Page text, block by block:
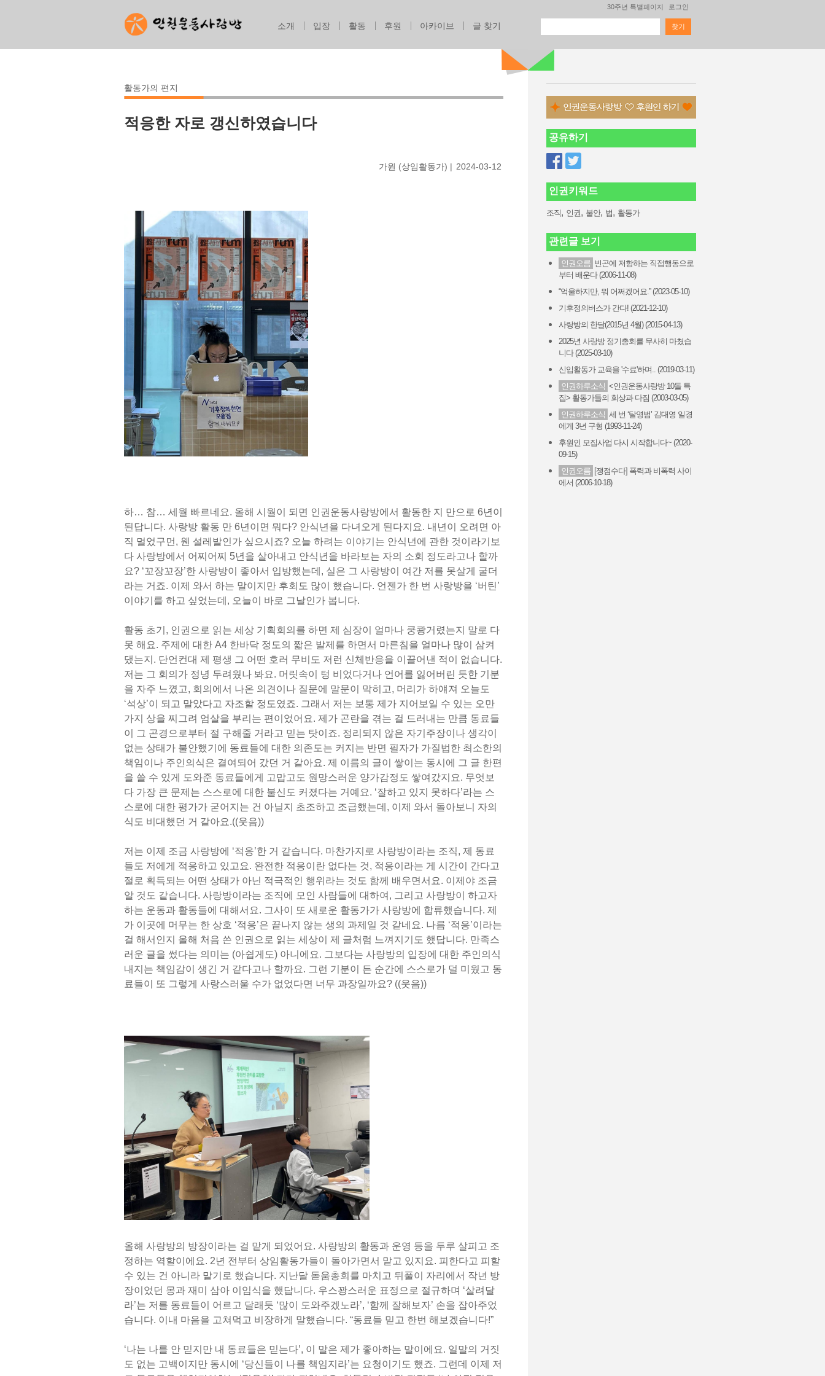
30주년 특별페이지 로그인
활동가의 편지
적응한 자로 갱신하였습니다
가원 (상임활동가) 2024-03-12
하… 참… 세월 빠르네요. 올해 시월이 되면 인권운동사랑방에서 활동한 지 만으로 6년이
된답니다. 사랑방 활동 만 6년이면 뭐다? 안식년을 다녀오게 된다지요. 내년이 오려면 아
직 멀었구먼, 웬 설레발인가 싶으시죠? 오늘 하려는 이야기는 안식년에 관한 것이라기보
다 사랑방에서 어찌어찌 5년을 살아내고 안식년을 바라보는 자의 소회 정도라고나 할까
요? ‘꼬장꼬장’한 사랑방이 좋아서 입방했는데, 실은 그 사랑방이 여간 저를 못살게 굴더
라는 거죠. 이제 와서 하는 말이지만 후회도 많이 했습니다. 언젠가 한 번 사랑방을 ‘버틴’
이야기를 하고 싶었는데, 오늘이 바로 그날인가 봅니다.
활동 초기, 인권으로 읽는 세상 기획회의를 하면 제 심장이 얼마나 쿵쾅거렸는지 말로 다
못 해요. 주제에 대한 A4 한바닥 정도의 짧은 발제를 하면서 마른침을 얼마나 많이 삼켜
댔는지. 단언컨대 제 평생 그 어떤 호러 무비도 저런 신체반응을 이끌어낸 적이 없습니다.
저는 그 회의가 정녕 두려웠나 봐요. 머릿속이 텅 비었다거나 언어를 잃어버린 듯한 기분
을 자주 느꼈고, 회의에서 나온 의견이나 질문에 말문이 막히고, 머리가 하얘져 오늘도
‘석상’이 되고 말았다고 자조할 정도였죠. 그래서 저는 보통 제가 지어보일 수 있는 오만
가지 상을 찌그려 엄살을 부리는 편이었어요. 제가 곤란을 겪는 걸 드러내는 만큼 동료들
이 그 곤경으로부터 절 구해줄 거라고 믿는 탓이죠. 정리되지 않은 자기주장이나 생각이
없는 상태가 불안했기에 동료들에 대한 의존도는 커지는 반면 필자가 가질법한 최소한의
책임이나 주인의식은 결여되어 갔던 거 같아요. 제 이름의 글이 쌓이는 동시에 그 글 한편
을 쓸 수 있게 도와준 동료들에게 고맙고도 원망스러운 양가감정도 쌓여갔지요. 무엇보
다 가장 큰 문제는 스스로에 대한 불신도 커졌다는 거예요. ‘잘하고 있지 못하다’라는 스
스로에 대한 평가가 굳어지는 건 아닐지 초조하고 조급했는데, 이제 와서 돌아보니 자의
식도 비대했던 거 같아요.((웃음))
저는 이제 조금 사랑방에 ‘적응’한 거 같습니다. 마찬가지로 사랑방이라는 조직, 제 동료
들도 저에게 적응하고 있고요. 완전한 적응이란 없다는 것, 적응이라는 게 시간이 간다고
절로 획득되는 어떤 상태가 아닌 적극적인 행위라는 것도 함께 배우면서요. 이제야 조금
알 것도 같습니다. 사랑방이라는 조직에 모인 사람들에 대하여, 그리고 사랑방이 하고자
하는 운동과 활동들에 대해서요. 그사이 또 새로운 활동가가 사랑방에 합류했습니다. 제
가 이곳에 머무는 한 상호 ‘적응’은 끝나지 않는 생의 과제일 것 같네요. 나름 ‘적응’이라는
걸 해서인지 올해 처음 쓴 인권으로 읽는 세상이 제 글처럼 느껴지기도 했답니다. 만족스
러운 글을 썼다는 의미는 (아쉽게도) 아니에요. 그보다는 사랑방의 입장에 대한 주인의식
내지는 책임감이 생긴 거 같다고나 할까요. 그런 기분이 든 순간에 스스로가 덜 미웠고 동
료들이 또 그렇게 사랑스러울 수가 없었다면 너무 과장일까요? ((웃음))
올해 사랑방의 방장이라는 걸 맡게 되었어요. 사랑방의 활동과 운영 등을 두루 살피고 조
정하는 역할이에요. 2년 전부터 상임활동가들이 돌아가면서 맡고 있지요. 피한다고 피할
수 있는 건 아니라 맡기로 했습니다. 지난달 돋움총회를 마치고 뒤풀이 자리에서 작년 방
장이었던 몽과 재미 삼아 이임식을 했답니다. 우스꽝스러운 표정으로 절규하며 ‘살려달
라’는 저를 동료들이 어르고 달래듯 ‘많이 도와주겠노라’, ‘함께 잘해보자’ 손을 잡아주었
습니다. 이내 마음을 고쳐먹고 비장하게 말했습니다. “동료들 믿고 한번 해보겠습니다!”
‘나는 나를 안 믿지만 내 동료들은 믿는다’, 이 말은 제가 좋아하는 말이에요. 일말의 거짓
도 없는 고백이지만 동시에 ‘당신들이 나를 책임지라’는 요청이기도 했죠. 그런데 이제 저
검색 폼
소개 입장 활동 후원 아카이브 글 찾기
공유하기
인권키워드
조직, 인권, 불안, 법, 활동가
관련글 보기
인권오름 빈곤에 저항하는 직접행동으로
부터 배운다 (2006-11-08)
“억울하지만, 뭐 어쩌겠어요.” (2023-05-10)
기후정의버스가 간다! (2021-12-10)
사랑방의 한달(2015년 4월) (2015-04-13)
2025년 사랑방 정기총회를 무사히 마쳤습
니다 (2025-03-10)
신입활동가 교육을 '수료'하며.. (2019-03-11)
인권하루소식 <인권운동사랑방 10돌 특
집> 활동가들의 회상과 다짐 (2003-03-05)
인권하루소식 세 번 ‘탈영범’ 김대영 일경
에게 3년 구형 (1993-11-24)
후원인 모집사업 다시 시작합니다~ (2020-
09-15)
인권오름 [쟁점수다] 폭력과 비폭력 사이
에서 (2006-10-18)